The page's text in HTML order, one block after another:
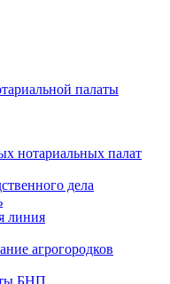
палаты
нотариальных палат
дела
линия
агрогородков
БНП